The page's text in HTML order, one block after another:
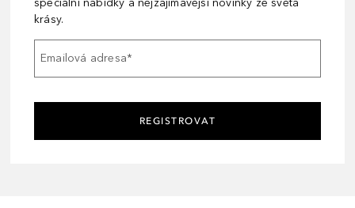
speciální nabídky a nejzajímavější novinky ze světa
krásy.
Emailová adresa*
REGISTROVAT